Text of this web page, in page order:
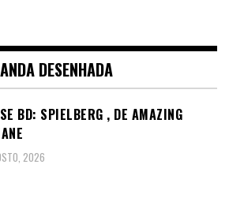
DESENHADA
BD: SPIELBERG , DE AMAZING
2026